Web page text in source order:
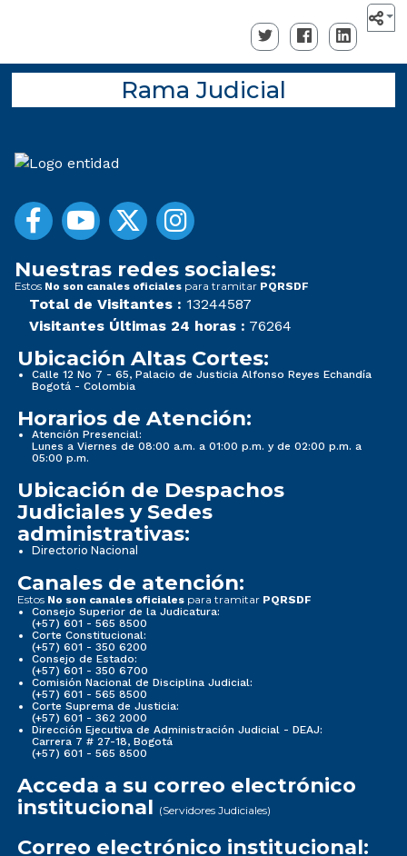
Rama Judicial
Nuestras redes sociales:
Estos No son canales oficiales para tramitar PQRSDF
Total de Visitantes : 13244587
Visitantes Últimas 24 horas : 76264
Ubicación Altas Cortes:
Calle 12 No 7 - 65, Palacio de Justicia Alfonso Reyes Echandía
Bogotá - Colombia
Horarios de Atención:
Atención Presencial:
Lunes a Viernes de 08:00 a.m. a 01:00 p.m. y de 02:00 p.m. a
05:00 p.m.
Ubicación de Despachos
Judiciales y Sedes
administrativas:
Directorio Nacional
Canales de atención:
Estos No son canales oficiales para tramitar PQRSDF
Consejo Superior de la Judicatura:
(+57) 601 - 565 8500
Corte Constitucional:
(+57) 601 - 350 6200
Consejo de Estado:
(+57) 601 - 350 6700
Comisión Nacional de Disciplina Judicial:
(+57) 601 - 565 8500
Corte Suprema de Justicia:
(+57) 601 - 362 2000
Dirección Ejecutiva de Administración Judicial - DEAJ:
Carrera 7 # 27-18, Bogotá
(+57) 601 - 565 8500
Acceda a su correo electrónico
institucional (Servidores Judiciales)
Correo electrónico institucional: